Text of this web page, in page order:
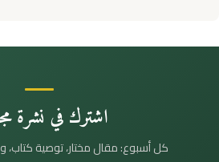
اشترك في نشرة
كل أسبوع: مقال مختار، توصية كتاب،